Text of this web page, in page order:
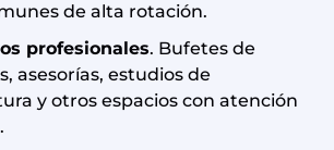
de alta rotación.
profesionales. Bufetes de
asesorías, estudios de
y otros espacios con atención